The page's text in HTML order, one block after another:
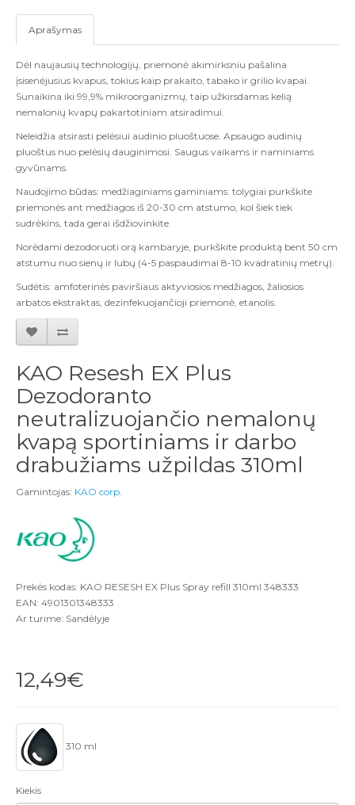
Aprašymas
Dėl naujausių technologijų, priemonė akimirksniu pašalina
įsisenėjusius kvapus, tokius kaip prakaito, tabako ir grilio kvapai.
Sunaikina iki 99,9% mikroorganizmų, taip užkirsdamas kelią
nemalonių kvapų pakartotiniam atsiradimui.
Neleidžia atsirasti pelėsiui audinio pluoštuose. Apsaugo audinių
pluoštus nuo pelėsių dauginimosi. Saugus vaikams ir naminiams
gyvūnams.
Naudojimo būdas: medžiaginiams gaminiams: tolygiai purkškite
priemonės ant medžiagos iš 20-30 cm atstumo, kol šiek tiek
sudrėkins, tada gerai išdžiovinkite.
Norėdami dezodoruoti orą kambaryje, purkškite produktą bent 50 cm
atstumu nuo sienų ir lubų (4-5 paspaudimai 8-10 kvadratinių metrų).
Sudėtis: amfoterinės paviršiaus aktyviosios medžiagos, žaliosios
arbatos ekstraktas, dezinfekuojančioji priemonė, etanolis.
KAO Resesh EX Plus
Dezodoranto
neutralizuojančio nemalonų
kvapą sportiniams ir darbo
drabužiams užpildas 310ml
Gamintojas: KAO corp.
Prekės kodas: KAO RESESH EX Plus Spray refill 310ml 348333
EAN: 4901301348333
Ar turime: Sandėlyje
12,49€
310 ml
Kiekis